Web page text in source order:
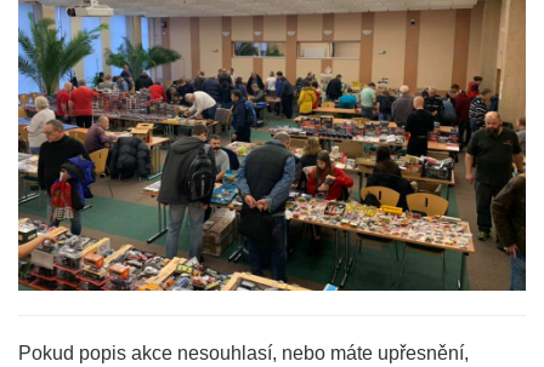
Pokud popis akce nesouhlasí, nebo máte upřesnění,